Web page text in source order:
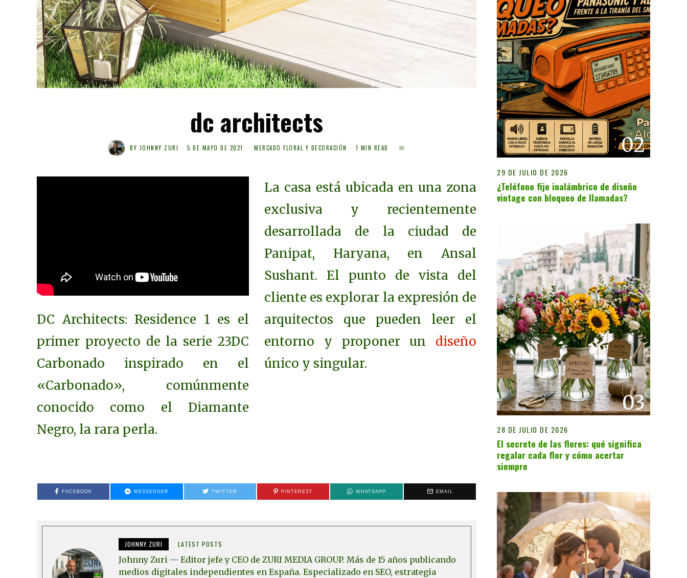
dc architects
BY JOHNNY ZURI 5 DE MAYO DE 2021 MERCADO FLORAL Y DECORACIÓN 1 MIN READ
DC Architects: Residence 1 es el
primer proyecto de la serie 23DC
Carbonado inspirado en el
«Carbonado», comúnmente
conocido como el Diamante
Negro, la rara perla.
La casa está ubicada en una zona
exclusiva y recientemente
desarrollada de la ciudad de
Panipat, Haryana, en Ansal
Sushant. El punto de vista del
cliente es explorar la expresión de
arquitectos que pueden leer el
entorno y proponer un diseño
único y singular.
FACEBOOK MESSENGER TWITTER PINTEREST WHATSAPP EMAIL
JOHNNY ZURI LATEST POSTS
Johnny Zuri — Editor jefe y CEO de ZURI MEDIA GROUP. Más de 15 años publicando
medios digitales independientes en España. Especializado en SEO, estrategia
02
29 DE JULIO DE 2026
¿Teléfono fijo inalámbrico de diseño
vintage con bloqueo de llamadas?
03
28 DE JULIO DE 2026
El secreto de las flores: qué significa
regalar cada flor y cómo acertar
siempre